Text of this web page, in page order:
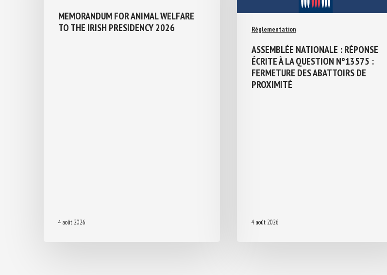
MEMORANDUM FOR ANIMAL WELFARE
TO THE IRISH PRESIDENCY 2026
4 août 2026
Réglementation
ASSEMBLÉE NATIONALE : RÉPONSE
ÉCRITE À LA QUESTION N°13575 :
FERMETURE DES ABATTOIRS DE
PROXIMITÉ
4 août 2026